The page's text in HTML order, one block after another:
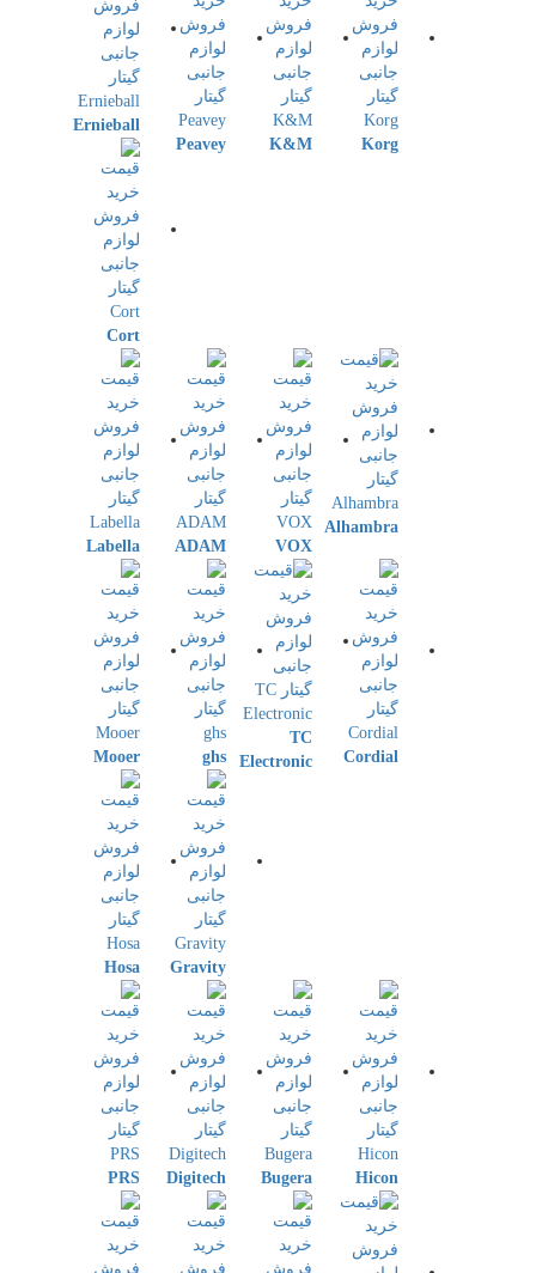
Korg
K&M
Peavey
Ernieball
Cort
Alhambra
VOX
ADAM
Labella
Cordial
TC
Electronic
ghs
Mooer
Gravity
Hosa
Hicon
Bugera
Digitech
PRS